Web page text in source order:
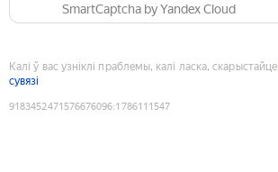
SmartCaptcha by Yandex Cloud
Калі ў вас узніклі праблемы, калі ласка, скарыстайце
сувязі
9183452471576676096:1786111547